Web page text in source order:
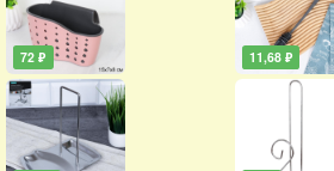
72 ₽ 11,68 ₽